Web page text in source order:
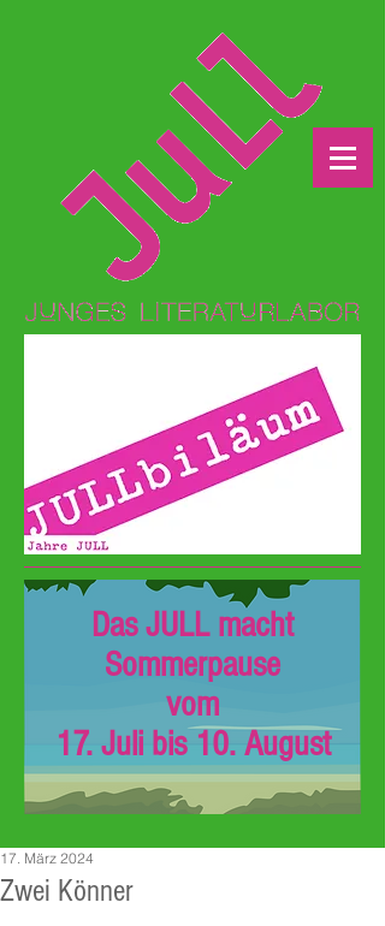
Das JULL macht
Sommerpause
vom
17. Juli bis 10. August
Zwei Könner
17. März 2024